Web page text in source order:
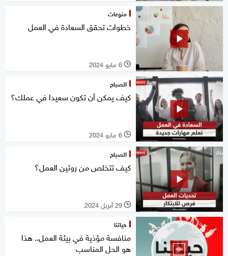
منوعات
خطوات تحقق السعادة في العمل
l 6 مايو 2024
الصباح
كيف يمكن أن تكون سعيدا في عملك؟
l 6 مايو 2024
الصباح
كيف تتخلص من روتين العمل؟
l 29 أبريل 2024
حياتنا
منافسة مؤذية في بيئة العمل.. هذا
هو الحل المناسب